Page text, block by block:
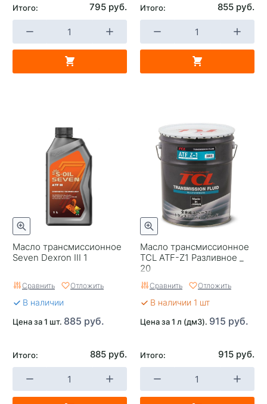
Итого: 795 руб. Итого: 855 руб.
Масло трансмиссионное
Seven Dexron III 1
Сравнить Отложить
В наличии
Цена за 1 шт. 885 руб.
Итого: 885 руб.
Масло трансмиссионное
TCL ATF-Z1 Разливное _
20
Сравнить Отложить
В наличии 1 шт
Цена за 1 л (дм3). 915 руб.
Итого: 915 руб.